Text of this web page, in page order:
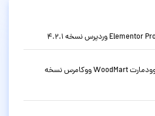
قالب فروشگاهی چندمنظوره وودمارت WoodMart ووکامرس نسخه